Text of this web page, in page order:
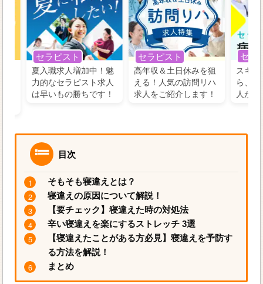
セラピスト
夏入職求人増加中！魅
力的なセラピスト求人
は早いもの勝ちです！
セラピスト
高年収＆土日休みを狙
える！人気の訪問リハ
求人をご紹介します！
セラ
スキ
ら、
人が
目次
そもそも寝違えとは？
寝違えの原因について解説！
【要チェック】寝違えた時の対処法
辛い寝違えを楽にするストレッチ 3選
【寝違えたことがある方必見】寝違えを予防す
る方法を解説！
まとめ